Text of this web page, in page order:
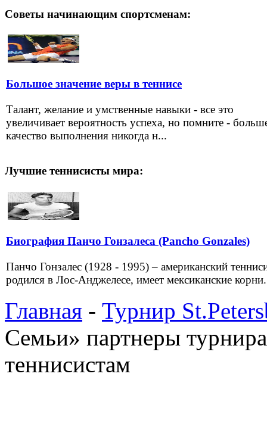
Советы начинающим спортсменам:
Большое значение веры в теннисе
Талант, желание и умственные навыки - все это
увеличивает вероятность успеха, но помните -
качество выполнения никогда н...
Лучшие теннисисты мира:
Биография Панчо Гонзалеса (Pancho Gonzales)
Панчо Гонзалес (1928 - 1995) – американский
родился в Лос-Анджелесе, имеет мексиканские корни.
Главная - Турнир
Семьи» партнеры
теннисистам